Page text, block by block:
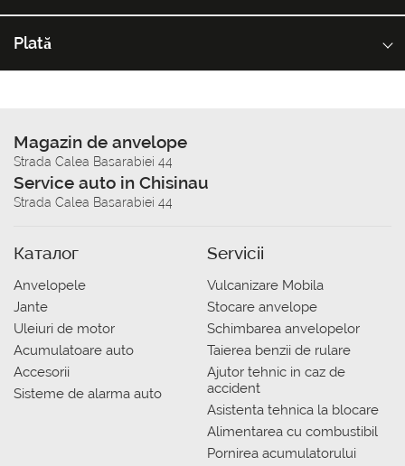
Plată
Magazin de anvelope
Strada Calea Basarabiei 44
Service auto in Chisinau
Strada Calea Basarabiei 44
Каталог
Anvelopele
Jante
Uleiuri de motor
Acumulatoare auto
Accesorii
Sisteme de alarma auto
Servicii
Vulcanizare Mobila
Stocare anvelope
Schimbarea anvelopelor
Taierea benzii de rulare
Ajutor tehnic in caz de
accident
Asistenta tehnica la blocare
Alimentarea cu combustibil
Pornirea acumulatorului